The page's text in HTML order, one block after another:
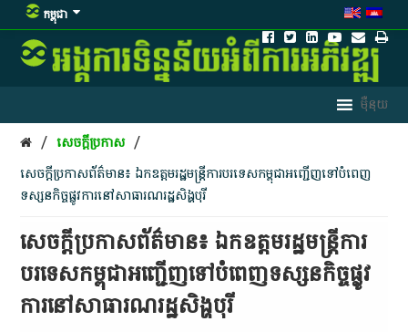
កម្ពុជា
/ សេចក្តីប្រកាស /
សេចក្តី​ប្រកាស​ព័ត៌មាន​៖​ ឯកឧត្តម​រដ្ឋមន្ត្រី​ការ​បរទេស​កម្ពុជា​អញ្ជើញ​ទៅ​បំពេញ​
ទស្សនកិច្ច​ផ្លូវការ​នៅ​សាធារណរដ្ឋ​សិង្ហ​បុរី​
សេចក្តី​ប្រកាស​ព័ត៌មាន​៖​ ឯកឧត្តម​រដ្ឋមន្ត្រី​ការ​
បរទេស​កម្ពុជា​អញ្ជើញ​ទៅ​បំពេញ​ទស្សនកិច្ច​ផ្លូវ
ការ​នៅ​សាធារណរដ្ឋ​សិង្ហ​បុរី​